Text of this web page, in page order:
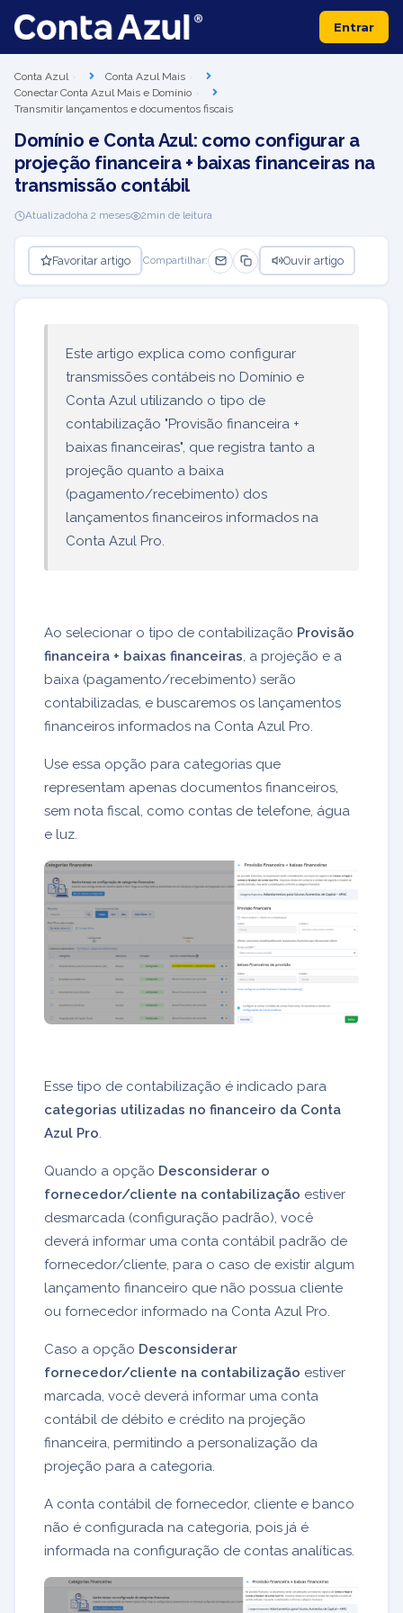
Entrar
Conta Azul
Conta Azul Mais
Conectar Conta Azul Mais e Domínio
Transmitir lançamentos e documentos fiscais
Domínio e Conta Azul: como configurar a
projeção financeira + baixas financeiras na
transmissão contábil
Atualizadohá 2 meses 2min de leitura
Favoritar artigo Compartilhar: Ouvir artigo
Este artigo explica como configurar
transmissões contábeis no Domínio e
Conta Azul utilizando o tipo de
contabilização "Provisão financeira +
baixas financeiras", que registra tanto a
projeção quanto a baixa
(pagamento/recebimento) dos
lançamentos financeiros informados na
Conta Azul Pro.
Ao selecionar o tipo de contabilização Provisão
financeira + baixas financeiras , a projeção e a
baixa (pagamento/recebimento) serão
contabilizadas, e buscaremos os lançamentos
financeiros informados na Conta Azul Pro.
Use essa opção para categorias que
representam apenas documentos financeiros,
sem nota fiscal, como contas de telefone, água
e luz.
Esse tipo de contabilização é indicado para
categorias utilizadas no financeiro da Conta
Azul Pro.
Quando a opção Desconsiderar o
fornecedor/cliente na contabilização estiver
desmarcada (configuração padrão), você
deverá informar uma conta contábil padrão de
fornecedor/cliente, para o caso de existir algum
lançamento financeiro que não possua cliente
ou fornecedor informado na Conta Azul Pro.
Caso a opção Desconsiderar
fornecedor/cliente na contabilização estiver
marcada, você deverá informar uma conta
contábil de débito e crédito na projeção
financeira, permitindo a personalização da
projeção para a categoria.
A conta contábil de fornecedor, cliente e banco
não é configurada na categoria, pois já é
informada na configuração de contas analíticas.